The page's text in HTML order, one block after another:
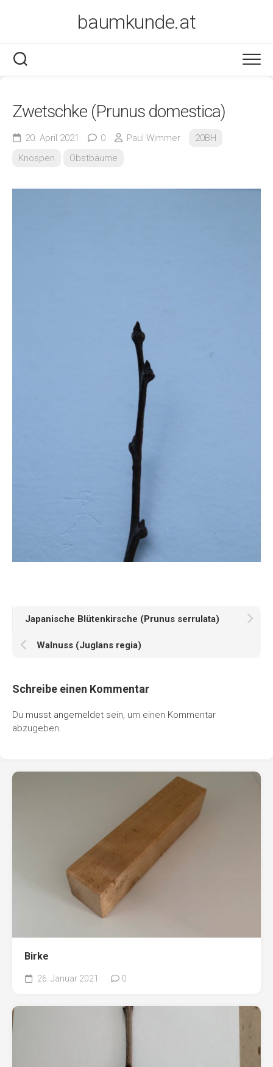
baumkunde.at
Zwetschke (Prunus domestica)
20. April 2021 0 Paul Wimmer
20BH
Knospen
Obstbäume
Japanische Blütenkirsche (Prunus serrulata)
Walnuss (Juglans regia)
Schreibe einen Kommentar
Du musst angemeldet sein, um einen Kommentar
abzugeben.
Birke
26. Januar 2021 0